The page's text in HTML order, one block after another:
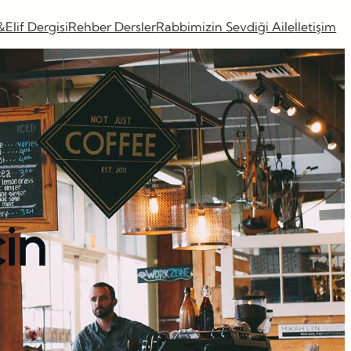
DergisiRehber DerslerRabbimizin Sevdiği Aileİletişim